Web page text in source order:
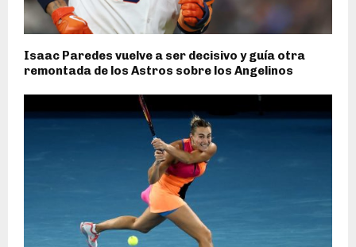
Isaac Paredes vuelve a ser decisivo y guía otra
remontada de los Astros sobre los Angelinos